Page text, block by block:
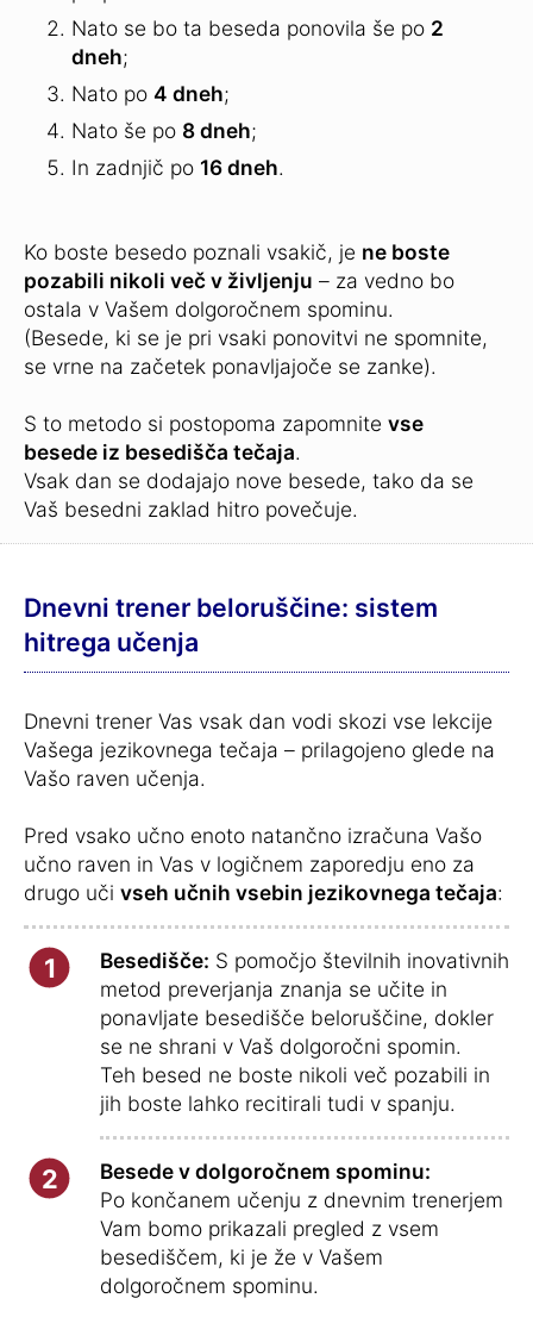
Nato se bo ta beseda ponovila še po 2
dneh;
Nato po 4 dneh;
Nato še po 8 dneh;
In zadnjič po 16 dneh.
Ko boste besedo poznali vsakič, je ne boste
pozabili nikoli več v življenju – za vedno bo
ostala v Vašem dolgoročnem spominu.
(Besede, ki se je pri vsaki ponovitvi ne spomnite,
se vrne na začetek ponavljajoče se zanke).
S to metodo si postopoma zapomnite vse
besede iz besedišča tečaja.
Vsak dan se dodajajo nove besede, tako da se
Vaš besedni zaklad hitro povečuje.
Dnevni trener beloruščine: sistem
hitrega učenja
Dnevni trener Vas vsak dan vodi skozi vse lekcije
Vašega jezikovnega tečaja – prilagojeno glede na
Vašo raven učenja.
Pred vsako učno enoto natančno izračuna Vašo
učno raven in Vas v logičnem zaporedju eno za
drugo uči vseh učnih vsebin jezikovnega tečaja:
1 Besedišče: S pomočjo številnih inovativnih
metod preverjanja znanja se učite in
ponavljate besedišče beloruščine, dokler
se ne shrani v Vaš dolgoročni spomin.
Teh besed ne boste nikoli več pozabili in
jih boste lahko recitirali tudi v spanju.
2
Besede v dolgoročnem spominu:
Po končanem učenju z dnevnim trenerjem
Vam bomo prikazali pregled z vsem
besediščem, ki je že v Vašem
dolgoročnem spominu.